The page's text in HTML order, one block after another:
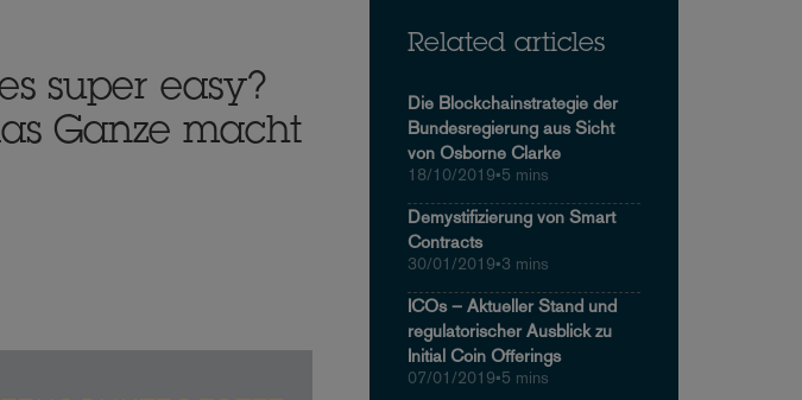
super easy?
Ganze macht
Related articles
Die Blockchainstrategie der
Bundesregierung aus Sicht
von Osborne Clarke
18/10/2019•5 mins
Demystifizierung von Smart
Contracts
30/01/2019•3 mins
ICOs – Aktueller Stand und
regulatorischer Ausblick zu
Initial Coin Offerings
07/01/2019•5 mins